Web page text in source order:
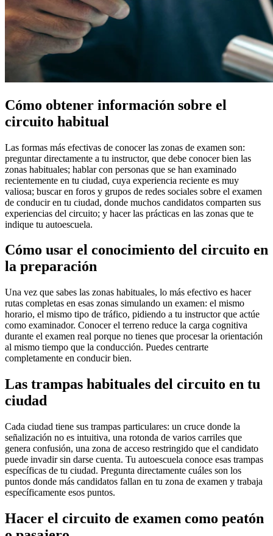
Cómo obtener información sobre el
circuito habitual
Las formas más efectivas de conocer las zonas de examen son:
preguntar directamente a tu instructor, que debe conocer bien las
zonas habituales; hablar con personas que se han examinado
recientemente en tu ciudad, cuya experiencia reciente es muy
valiosa; buscar en foros y grupos de redes sociales sobre el examen
de conducir en tu ciudad, donde muchos candidatos comparten sus
experiencias del circuito; y hacer las prácticas en las zonas que te
indique tu autoescuela.
Cómo usar el conocimiento del circuito en
la preparación
Una vez que sabes las zonas habituales, lo más efectivo es hacer
rutas completas en esas zonas simulando un examen: el mismo
horario, el mismo tipo de tráfico, pidiendo a tu instructor que actúe
como examinador. Conocer el terreno reduce la carga cognitiva
durante el examen real porque no tienes que procesar la orientación
al mismo tiempo que la conducción. Puedes centrarte
completamente en conducir bien.
Las trampas habituales del circuito en tu
ciudad
Cada ciudad tiene sus trampas particulares: un cruce donde la
señalización no es intuitiva, una rotonda de varios carriles que
genera confusión, una zona de acceso restringido que el candidato
puede invadir sin darse cuenta. Tu autoescuela conoce esas trampas
específicas de tu ciudad. Pregunta directamente cuáles son los
puntos donde más candidatos fallan en tu zona de examen y trabaja
específicamente esos puntos.
Hacer el circuito de examen como peatón